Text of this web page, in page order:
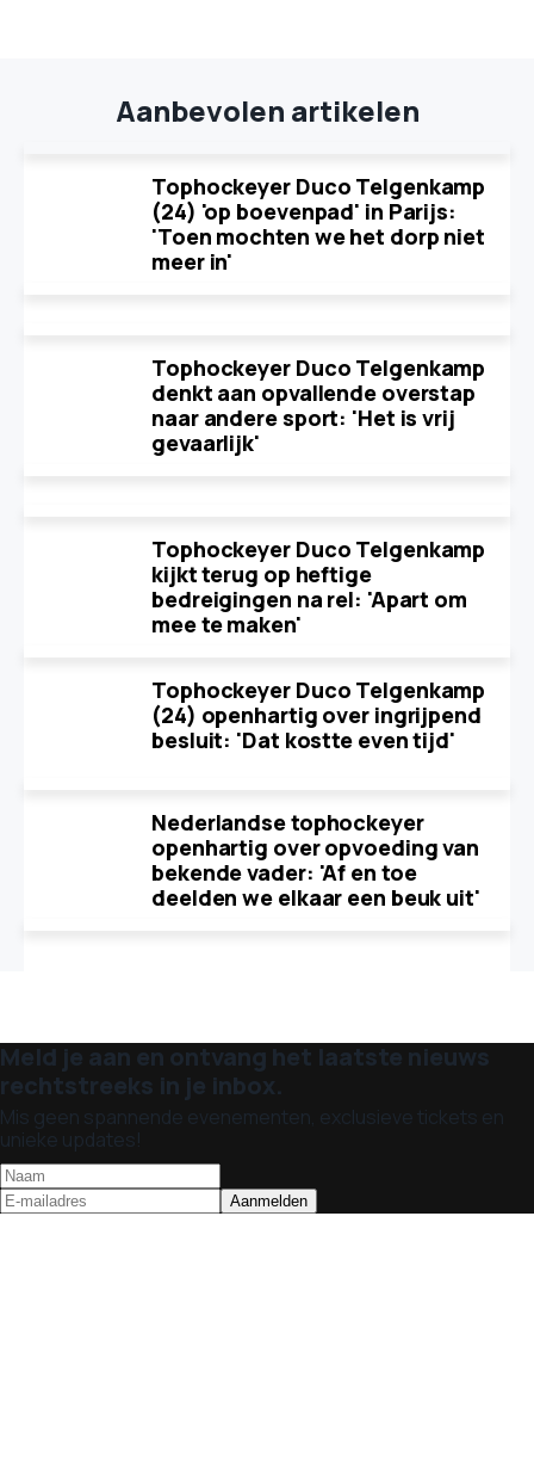
Aanbevolen artikelen
Tophockeyer Duco Telgenkamp
(24) 'op boevenpad' in Parijs:
'Toen mochten we het dorp niet
meer in'
Tophockeyer Duco Telgenkamp
denkt aan opvallende overstap
naar andere sport: 'Het is vrij
gevaarlijk'
Tophockeyer Duco Telgenkamp
kijkt terug op heftige
bedreigingen na rel: 'Apart om
mee te maken'
Tophockeyer Duco Telgenkamp
(24) openhartig over ingrijpend
besluit: 'Dat kostte even tijd'
Nederlandse tophockeyer
openhartig over opvoeding van
bekende vader: 'Af en toe
deelden we elkaar een beuk uit'
Meld je aan en ontvang het laatste nieuws
rechtstreeks in je inbox.
Mis geen spannende evenementen, exclusieve tickets en
unieke updates!